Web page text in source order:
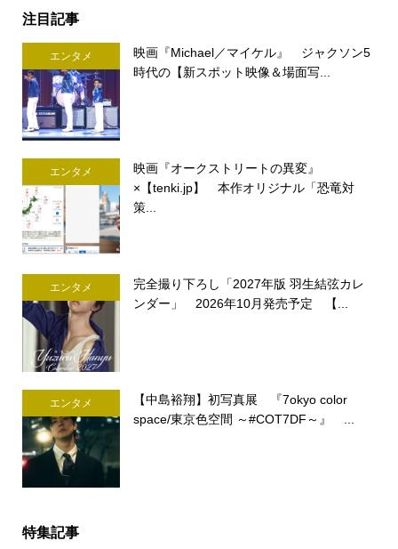
注目記事
エンタメ
映画『Michael／マイケル』 ジャクソン5
時代の【新スポット映像＆場面写...
エンタメ
映画『オークストリートの異変』
×【tenki.jp】 本作オリジナル「恐竜対
策...
エンタメ
完全撮り下ろし「2027年版 羽生結弦カレ
ンダー」 2026年10月発売予定 【...
エンタメ
【中島裕翔】初写真展 『7okyo color
space/東京色空間 ～#COT7DF～』 ...
特集記事